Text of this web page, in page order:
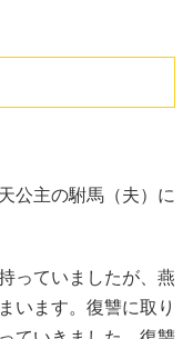
公主の駙馬（夫）に
っていましたが、燕
います。復讐に取り